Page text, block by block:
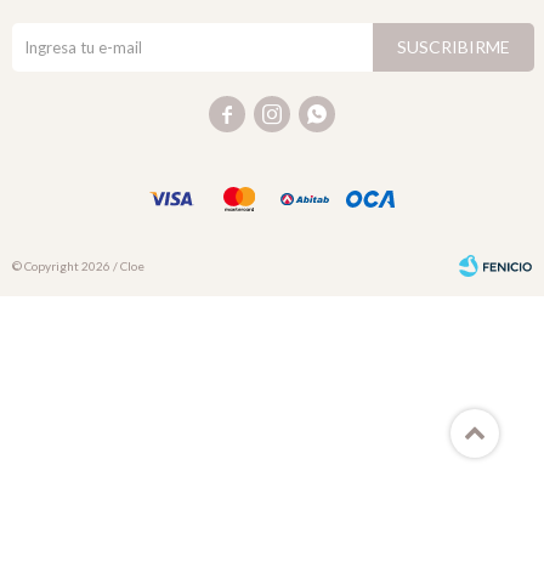
SUSCRIBIRME
  
© Copyright 2026 / Cloe
Fenicio